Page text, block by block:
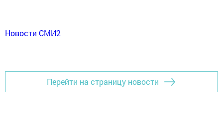
Новости СМИ2
Перейти на страницу новости